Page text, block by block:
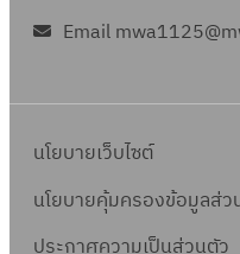
Email
นโยบายเว็บไซต์
นโยบายคุ้มครองข้อมูลส่
ประกาศความเป็นส่วนตัว